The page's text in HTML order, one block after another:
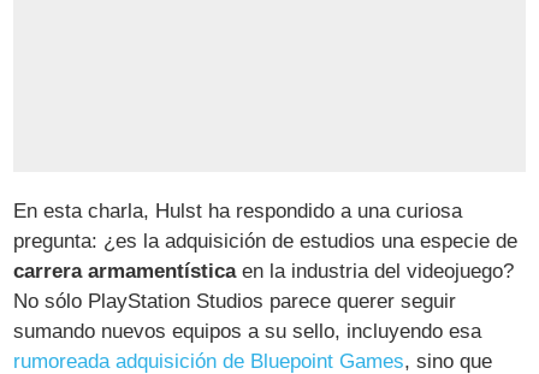
En esta charla, Hulst ha respondido a una curiosa
pregunta: ¿es la adquisición de estudios una especie de
carrera armamentísticaen la industria del videojuego?
No sólo PlayStation Studios parece querer seguir
sumando nuevos equipos a su sello, incluyendo esa
rumoreada adquisición de Bluepoint Games, sino que